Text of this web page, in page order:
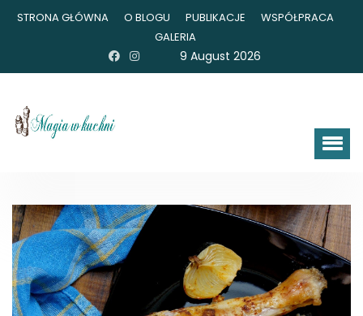
STRONA GŁÓWNA O BLOGU PUBLIKACJE
WSPÓŁPRACA
GALERIA
9 August 2026